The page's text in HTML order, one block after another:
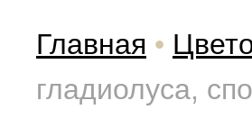
Главная •
гладиолуса,